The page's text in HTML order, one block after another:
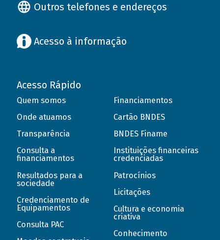
Outros telefones e endereços
Acesso à informação
Acesso Rápido
Quem somos
Onde atuamos
Transparência
Consulta a
financiamentos
Resultados para a
sociedade
Credenciamento de
Equipamentos
Consulta PAC
Financiamentos
Cartão BNDES
BNDES Finame
Instituições financeiras
credenciadas
Patrocínios
Licitações
Cultura e economia
criativa
Conhecimento